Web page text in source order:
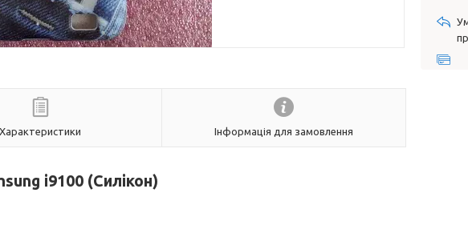
Характеристики Інформація для замовлення
i9100 (Силікон)